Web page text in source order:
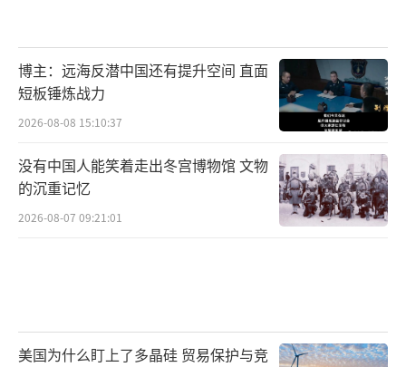
博主：远海反潜中国还有提升空间 直面
短板锤炼战力
2026-08-08 15:10:37
没有中国人能笑着走出冬宫博物馆 文物
的沉重记忆
2026-08-07 09:21:01
美国为什么盯上了多晶硅 贸易保护与竞